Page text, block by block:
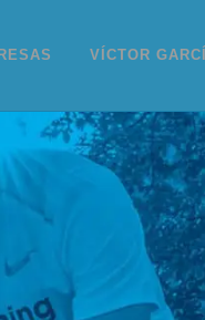
VÍCTOR